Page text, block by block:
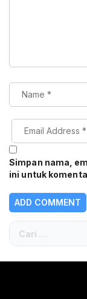
Simpan nama,
ini untuk
Cari
untuk: